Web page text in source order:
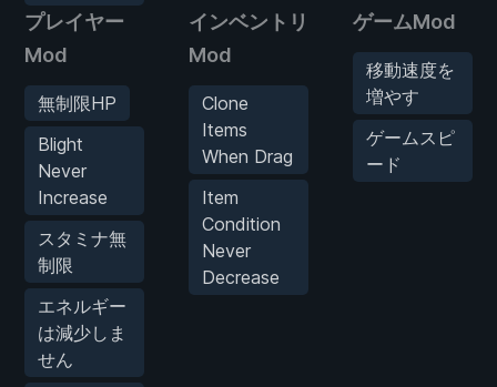
プレイヤー
Mod
無制限HP
Blight
Never
Increase
スタミナ無
制限
エネルギー
は減少しま
せん
インベントリ
Mod
Clone
Items
When Drag
Item
Condition
Never
Decrease
ゲームMod
移動速度を
増やす
ゲームスピ
ード